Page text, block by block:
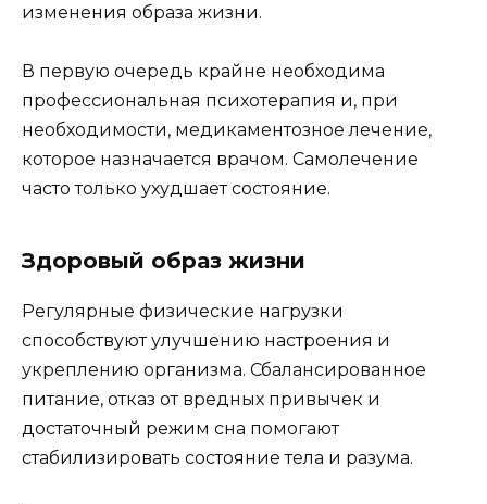
изменения образа жизни.
В первую очередь крайне необходима
профессиональная психотерапия и, при
необходимости, медикаментозное лечение,
которое назначается врачом. Самолечение
часто только ухудшает состояние.
Здоровый образ жизни
Регулярные физические нагрузки
способствуют улучшению настроения и
укреплению организма. Сбалансированное
питание, отказ от вредных привычек и
достаточный режим сна помогают
стабилизировать состояние тела и разума.